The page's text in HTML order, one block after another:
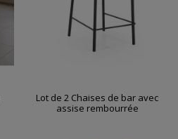
Lot de 2 Chaises de bar avec
assise rembourrée